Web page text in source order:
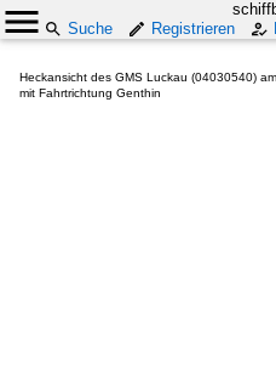
Suche
Registrieren
Heckansicht des GMS Luckau (04030540)
mit Fahrtrichtung Genthin